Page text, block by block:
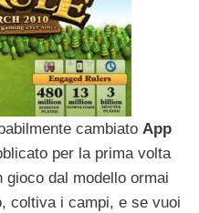
cambiato App
per la prima volta
gioco dal modello ormai
coltiva i campi, e se vuoi